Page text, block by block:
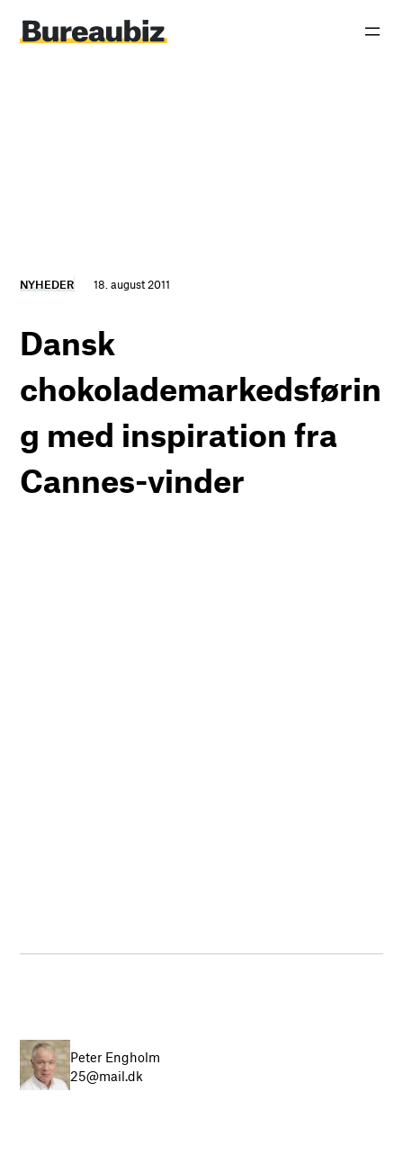
indhold
NYHEDER 18. august 2011
Dansk
chokolademarkedsførin
g med inspiration fra
Cannes-vinder
Peter Engholm
25@mail.dk